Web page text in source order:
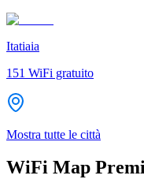
Itatiaia
151 WiFi gratuito
Mostra tutte le città
WiFi Map